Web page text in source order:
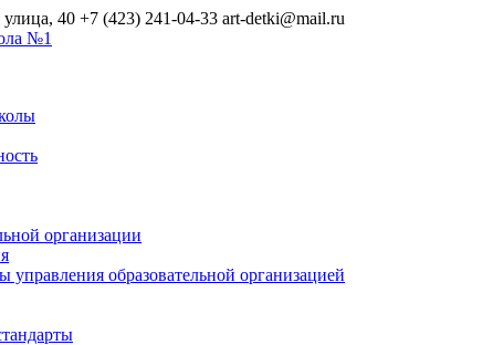
40 +7 (423) 241-04-33 art-detki@mail.ru
организации
управления образовательной организацией